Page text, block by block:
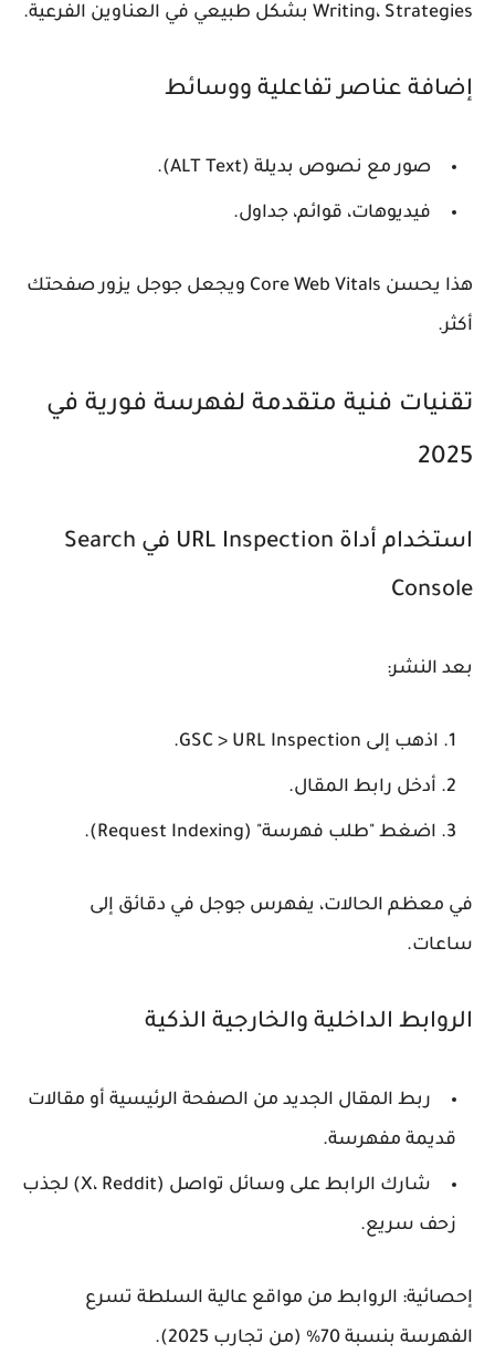
Writing، Strategies بشكل طبيعي في العناوين الفرعية.
إضافة عناصر تفاعلية ووسائط
صور مع نصوص بديلة (ALT Text).
فيديوهات، قوائم، جداول.
هذا يحسن Core Web Vitals ويجعل جوجل يزور صفحتك
أكثر.
تقنيات فنية متقدمة لفهرسة فورية في
2025
استخدام أداة URL Inspection في Search
Console
بعد النشر:
اذهب إلى GSC > URL Inspection.
أدخل رابط المقال.
اضغط "طلب فهرسة" (Request Indexing).
في معظم الحالات، يفهرس جوجل في دقائق إلى
ساعات.
الروابط الداخلية والخارجية الذكية
ربط المقال الجديد من الصفحة الرئيسية أو مقالات
قديمة مفهرسة.
شارك الرابط على وسائل تواصل (X، Reddit) لجذب
زحف سريع.
إحصائية: الروابط من مواقع عالية السلطة تسرع
الفهرسة بنسبة 70% (من تجارب 2025).